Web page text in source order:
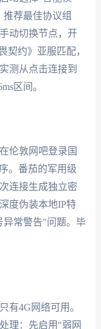
荐最佳协议组
动切换节点，开
契约》亚服匹配，
测从点击连接到
区间。
伦敦网吧登录国
。番茄的军用级
连接生成独立密
度伪装本地IP特
异常警告"问题。毕
有4G网络可用。
理：先启用"弱网